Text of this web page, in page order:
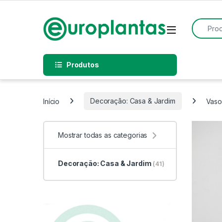
Open
Produtos
Início Decoração: Casa & Jardim
Mostrar todas as categorias
Decoração: Casa & Jardim (41)